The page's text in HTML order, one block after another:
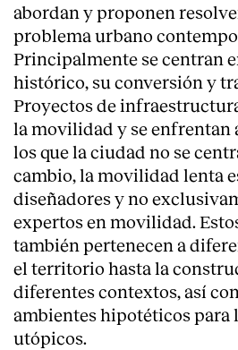
abordan y proponen
problema urbano
Principalmente se centran
histórico, su conversión y
Proyectos de
la movilidad y se enfrentan
los que la ciudad no se
cambio, la movilidad lenta
diseñadores y no
expertos en movilidad.
también pertenecen a
el territorio hasta la
diferentes contextos, así
ambientes hipotéticos para
utópicos.